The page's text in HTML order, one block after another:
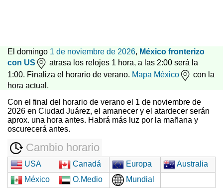
El domingo 1 de noviembre de 2026, México fronterizo
con US
atrasa los relojes 1 hora, a las 2:00 será la
1:00. Finaliza el horario de verano. Mapa México
con la
hora actual.
Con el final del horario de verano el 1 de noviembre de
2026 en Ciudad Juárez, el amanecer y el atardecer serán
aprox. una hora antes. Habrá más luz por la mañana y
oscurecerá antes.
Cambio horario
USA Canadá Europa
Australia
México
O.Medio Mundial